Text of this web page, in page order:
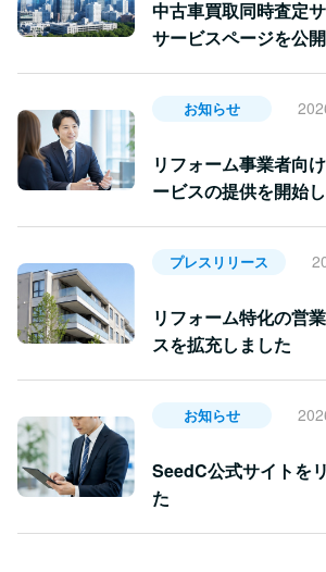
中古車買取同時査定
サービスページを公
お知らせ
リフォーム事業者向
ービスの提供を開始
プレスリリース
リフォーム特化の営
スを拡充しました
お知らせ
SeedC公式サイトを
た